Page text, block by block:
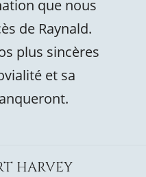
que nous
de Raynald.
plus sincères
et sa
HARVEY